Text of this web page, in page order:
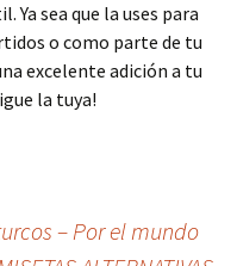
Ya sea que la uses para
o como parte de tu
excelente adición a tu
la tuya!
– Por el mundo